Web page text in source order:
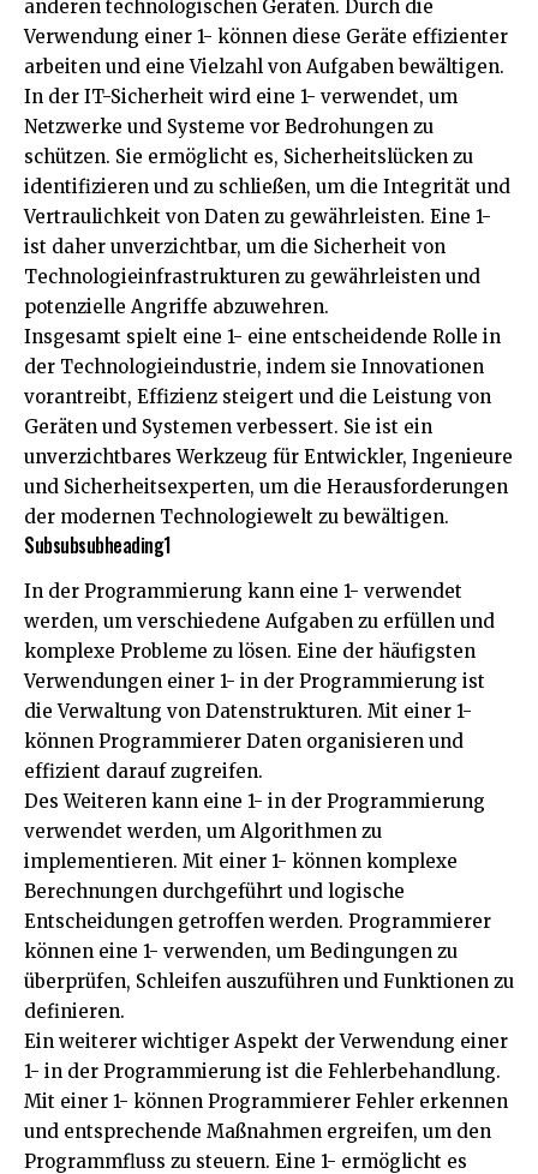
anderen technologischen Geräten. Durch die
Verwendung einer 1- können diese Geräte effizienter
arbeiten und eine Vielzahl von Aufgaben bewältigen.
In der IT-Sicherheit wird eine 1- verwendet, um
Netzwerke und Systeme vor Bedrohungen zu
schützen. Sie ermöglicht es, Sicherheitslücken zu
identifizieren und zu schließen, um die Integrität und
Vertraulichkeit von Daten zu gewährleisten. Eine 1-
ist daher unverzichtbar, um die Sicherheit von
Technologieinfrastrukturen zu gewährleisten und
potenzielle Angriffe abzuwehren.
Insgesamt spielt eine 1- eine entscheidende Rolle in
der Technologieindustrie, indem sie Innovationen
vorantreibt, Effizienz steigert und die Leistung von
Geräten und Systemen verbessert. Sie ist ein
unverzichtbares Werkzeug für Entwickler, Ingenieure
und Sicherheitsexperten, um die Herausforderungen
der modernen Technologiewelt zu bewältigen.
Subsubsubheading1
In der Programmierung kann eine 1- verwendet
werden, um verschiedene Aufgaben zu erfüllen und
komplexe Probleme zu lösen. Eine der häufigsten
Verwendungen einer 1- in der Programmierung ist
die Verwaltung von Datenstrukturen. Mit einer 1-
können Programmierer Daten organisieren und
effizient darauf zugreifen.
Des Weiteren kann eine 1- in der Programmierung
verwendet werden, um Algorithmen zu
implementieren. Mit einer 1- können komplexe
Berechnungen durchgeführt und logische
Entscheidungen getroffen werden. Programmierer
können eine 1- verwenden, um Bedingungen zu
überprüfen, Schleifen auszuführen und Funktionen zu
definieren.
Ein weiterer wichtiger Aspekt der Verwendung einer
1- in der Programmierung ist die Fehlerbehandlung.
Mit einer 1- können Programmierer Fehler erkennen
und entsprechende Maßnahmen ergreifen, um den
Programmfluss zu steuern. Eine 1- ermöglicht es